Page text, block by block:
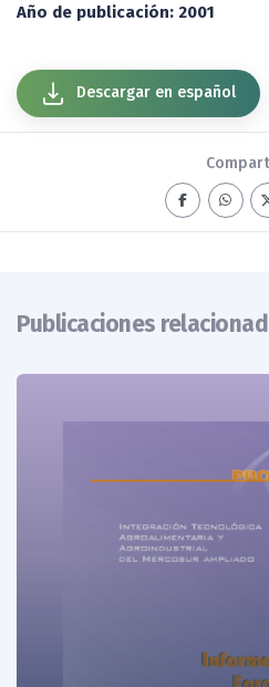
Año de publicación: 2001
Descargar en español
Publicaciones